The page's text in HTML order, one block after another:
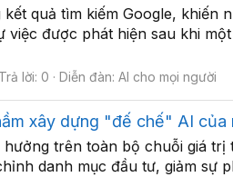
quả tìm kiếm Google, khiến
được phát hiện sau khi
Trả lời: 0 Diễn đàn:AI cho mọi người
xây dựng "đế chế" AI của
trên toàn bộ chuỗi giá
danh mục đầu tư, giảm sự